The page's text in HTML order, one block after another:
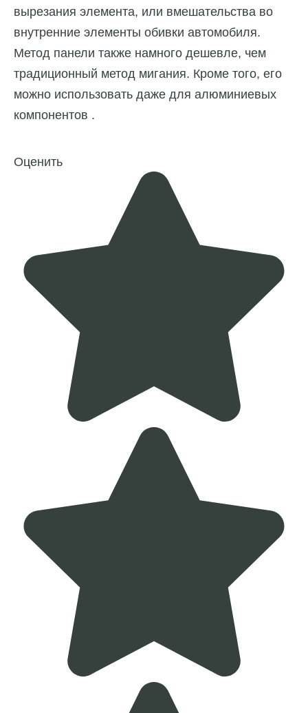
вырезания элемента, или вмешательства во
внутренние элементы обивки автомобиля.
Метод панели также намного дешевле, чем
традиционный метод мигания. Кроме того, его
можно использовать даже для алюминиевых
компонентов .
Оценить